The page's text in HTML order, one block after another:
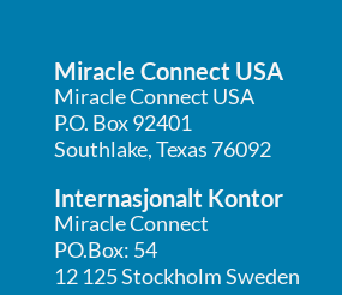
Miracle Connect USA
Miracle Connect USA
P.O. Box 92401
Southlake, Texas 76092
Internasjonalt Kontor
Miracle Connect
PO.Box: 54
12 125 Stockholm Sweden